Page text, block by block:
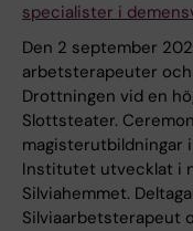
specialister i
Den 2 september
arbetsterapeuter
Drottningen vid en
Slottsteater.
magisterutbildningar
Institutet utvecklat i
Silviahemmet.
Silviaarbetsterapeut